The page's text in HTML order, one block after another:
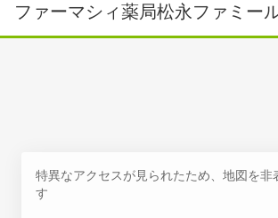
ファーマシィ薬局松永ファミー
特異なアクセスが見られたため、地図を非
す